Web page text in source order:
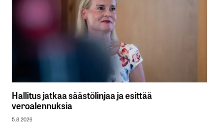
Hallitus jatkaa säästölinjaa ja esittää
veroalennuksia
5.8.2026